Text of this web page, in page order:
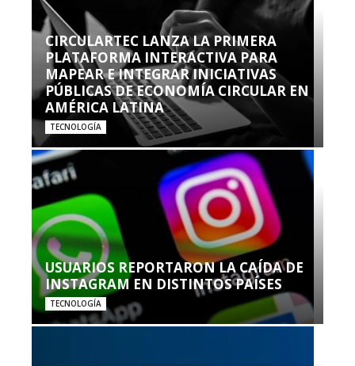
CIRCULARTEC LANZA LA PRIMERA
PLATAFORMA INTERACTIVA PARA
MAPEAR E INTEGRAR INICIATIVAS
PÚBLICAS DE ECONOMÍA CIRCULAR EN
AMÉRICA LATINA
TECNOLOGÍA
USUARIOS REPORTARON LA CAÍDA DE
INSTAGRAM EN DISTINTOS PAÍSES
TECNOLOGÍA